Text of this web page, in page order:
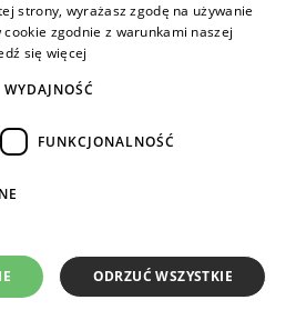
jest jako zdolność
życiowych roślin na niej
jest niewymierne i nie można
© 2024 Intermag
strony, wyrażasz zgodę na używanie
zgodnie z warunkami naszej
się więcej
WYDAJNOŚĆ
FUNKCJONALNOŚĆ
ODRZUĆ WSZYSTKIE